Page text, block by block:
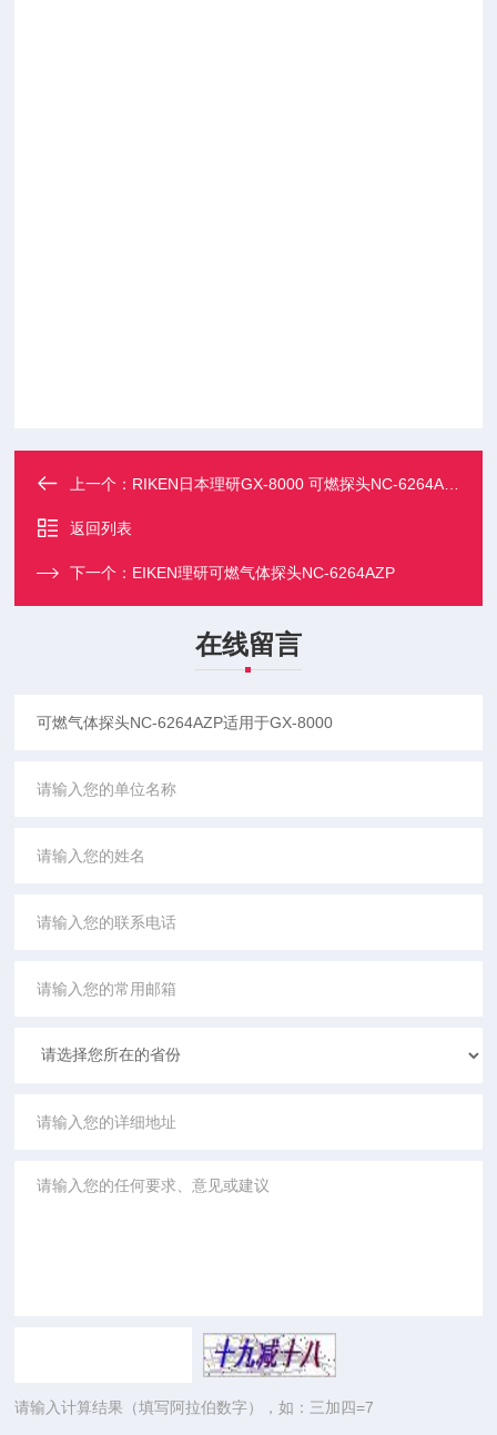
上一个： RIKEN日本理研GX-8000 可燃探头NC-6264AZP
返回列表
下一个： EIKEN理研可燃气体探头NC-6264AZP
在线留言
请输入计算结果（填写阿拉伯数字），如：三加四=7